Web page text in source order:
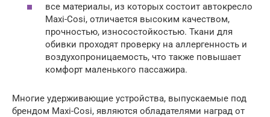
все материалы, из которых состоит автокресло
Maxi-Cosi, отличается высоким качеством,
прочностью, износостойкостью. Ткани для
обивки проходят проверку на аллергенность и
воздухопроницаемость, что также повышает
комфорт маленького пассажира.
Многие удерживающие устройства, выпускаемые под
брендом Maxi-Cosi, являются обладателями наград от